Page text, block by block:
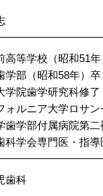
高等学校（昭和51
学部（昭和58年）卒
学院歯学研究科修
ォルニア大学ロサ
歯学部付属病院第
科学会専門医・指導
歯科